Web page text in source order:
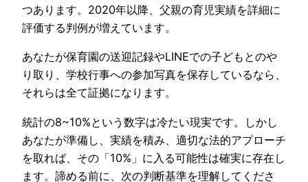
つあります。2020年以降、父親の育児実績を詳細に
評価する判例が増えています。
あなたが保育園の送迎記録やLINEでの子どもとのや
り取り、学校行事への参加写真を保存しているなら、
それらは全て証拠になります。
統計の8~10%という数字は冷たい現実です。しかし
あなたが準備し、実績を積み、適切な法的アプローチ
を取れば、その「10%」に入る可能性は確実に存在し
ます。諦める前に、次の判断基準を理解してくださ